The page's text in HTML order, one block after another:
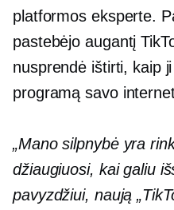
platformos eksperte.
pastebėjo augantį
nusprendė ištirti, kaip
programą savo
„Mano silpnybė yra
džiaugiuosi, kai galiu
pavyzdžiui, naują